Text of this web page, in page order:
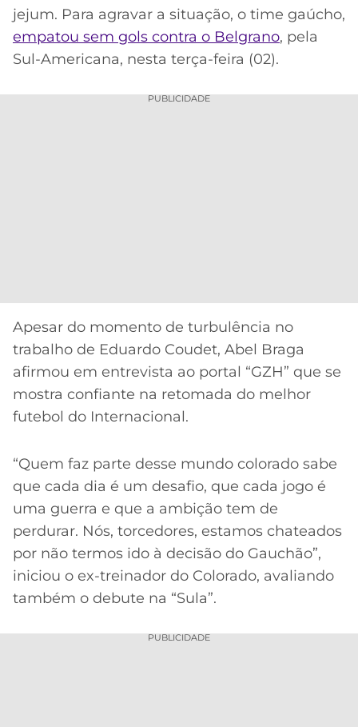
ATLÉTICO
MG
jejum. Para agravar a situação, o time gaúcho,
empatou sem gols contra o Belgrano, pela
Sul-Americana, nesta terça-feira (02).
PUBLICIDADE
Apesar do momento de turbulência no
trabalho de Eduardo Coudet, Abel Braga
afirmou em entrevista ao portal “GZH” que se
mostra confiante na retomada do melhor
futebol do Internacional.
“Quem faz parte desse mundo colorado sabe
que cada dia é um desafio, que cada jogo é
uma guerra e que a ambição tem de
perdurar. Nós, torcedores, estamos chateados
por não termos ido à decisão do Gauchão”,
iniciou o ex-treinador do Colorado, avaliando
também o debute na “Sula”.
PUBLICIDADE